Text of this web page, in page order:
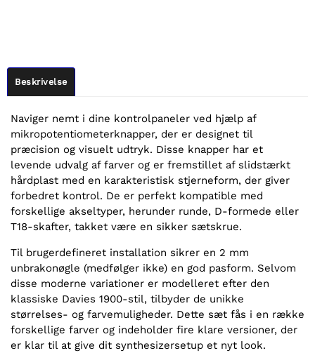
Beskrivelse
Naviger nemt i dine kontrolpaneler ved hjælp af
mikropotentiometerknapper, der er designet til
præcision og visuelt udtryk. Disse knapper har et
levende udvalg af farver og er fremstillet af slidstærkt
hårdplast med en karakteristisk stjerneform, der giver
forbedret kontrol. De er perfekt kompatible med
forskellige akseltyper, herunder runde, D-formede eller
T18-skafter, takket være en sikker sætskrue.
Til brugerdefineret installation sikrer en 2 mm
unbrakonøgle (medfølger ikke) en god pasform. Selvom
disse moderne variationer er modelleret efter den
klassiske Davies 1900-stil, tilbyder de unikke
størrelses- og farvemuligheder. Dette sæt fås i en række
forskellige farver og indeholder fire klare versioner, der
er klar til at give dit synthesizersetup et nyt look.